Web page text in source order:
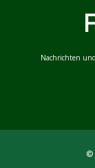
Nachrichten
©